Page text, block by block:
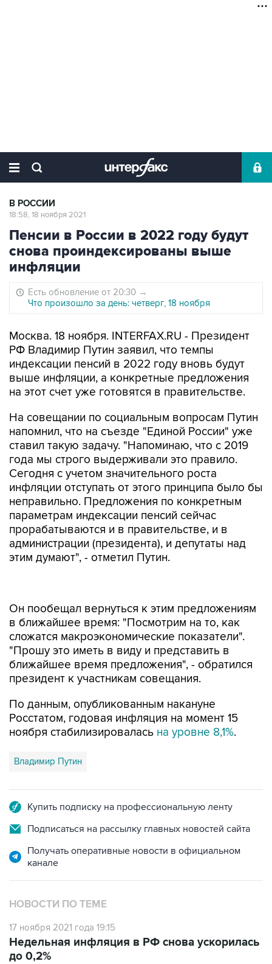
В РОССИИ
18:58, 18 ноября 2021
Пенсии в России в 2022 году будут
снова проиндексированы выше
инфляции
Есть обновление от 20:30 →
Что произошло за день: четверг, 18 ноября
Москва. 18 ноября. INTERFAX.RU - Президент
РФ Владимир Путин заявил, что темпы
индексации пенсий в 2022 году вновь будут
выше инфляции, а конкретные предложения
на этот счет уже готовятся в правительстве.
На совещании по социальным вопросам Путин
напомнил, что на съезде "Единой России" уже
ставил такую задачу. "Напоминаю, что с 2019
года мы строго выдерживали это правило.
Сегодня с учетом значительного роста
инфляции отступать от этого принципа было бы
неправильно. Предложения по конкретным
параметрам индексации пенсий сейчас
прорабатываются и в правительстве, и в
администрации (президента), и депутаты над
этим думают", - отметил Путин.
Он пообещал вернуться к этим предложениям
в ближайшее время: "Посмотрим на то, как
сложатся макроэкономические показатели".
"Прошу это иметь в виду и представить в
ближайшее время предложения", - обратился
президент к участникам совещания.
По данным, опубликованным накануне
Росстатом, годовая инфляция на момент 15
ноября стабилизировалась на уровне 8,1%.
Владимир Путин
Купить подписку на профессиональную ленту
Подписаться на рассылку главных новостей сайта
Получать оперативные новости в официальном
канале
НОВОСТИ ПО ТЕМЕ
17 ноября 2021 года 19:15
Недельная инфляция в РФ снова ускорилась
до 0,2%